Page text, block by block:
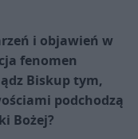
i objawień w
fenomen
Biskup tym,
podchodzą
Bożej?